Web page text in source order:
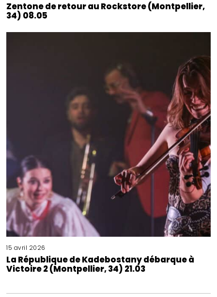
Zentone de retour au Rockstore (Montpellier,
34) 08.05
15 avril 2026
La République de Kadebostany débarque à
Victoire 2 (Montpellier, 34) 21.03